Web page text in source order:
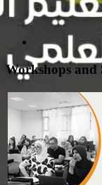
Workshops and